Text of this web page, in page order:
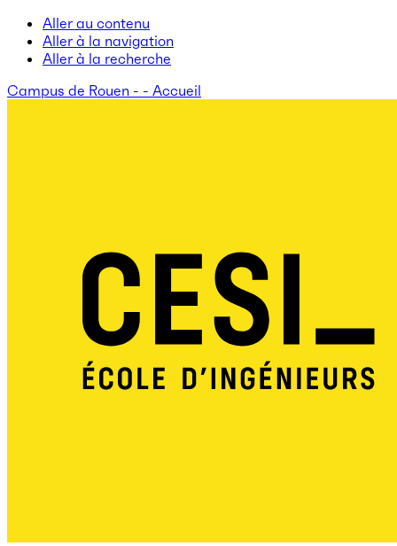
Aller au contenu
Aller à la navigation
Aller à la recherche
Campus de Rouen - - Accueil